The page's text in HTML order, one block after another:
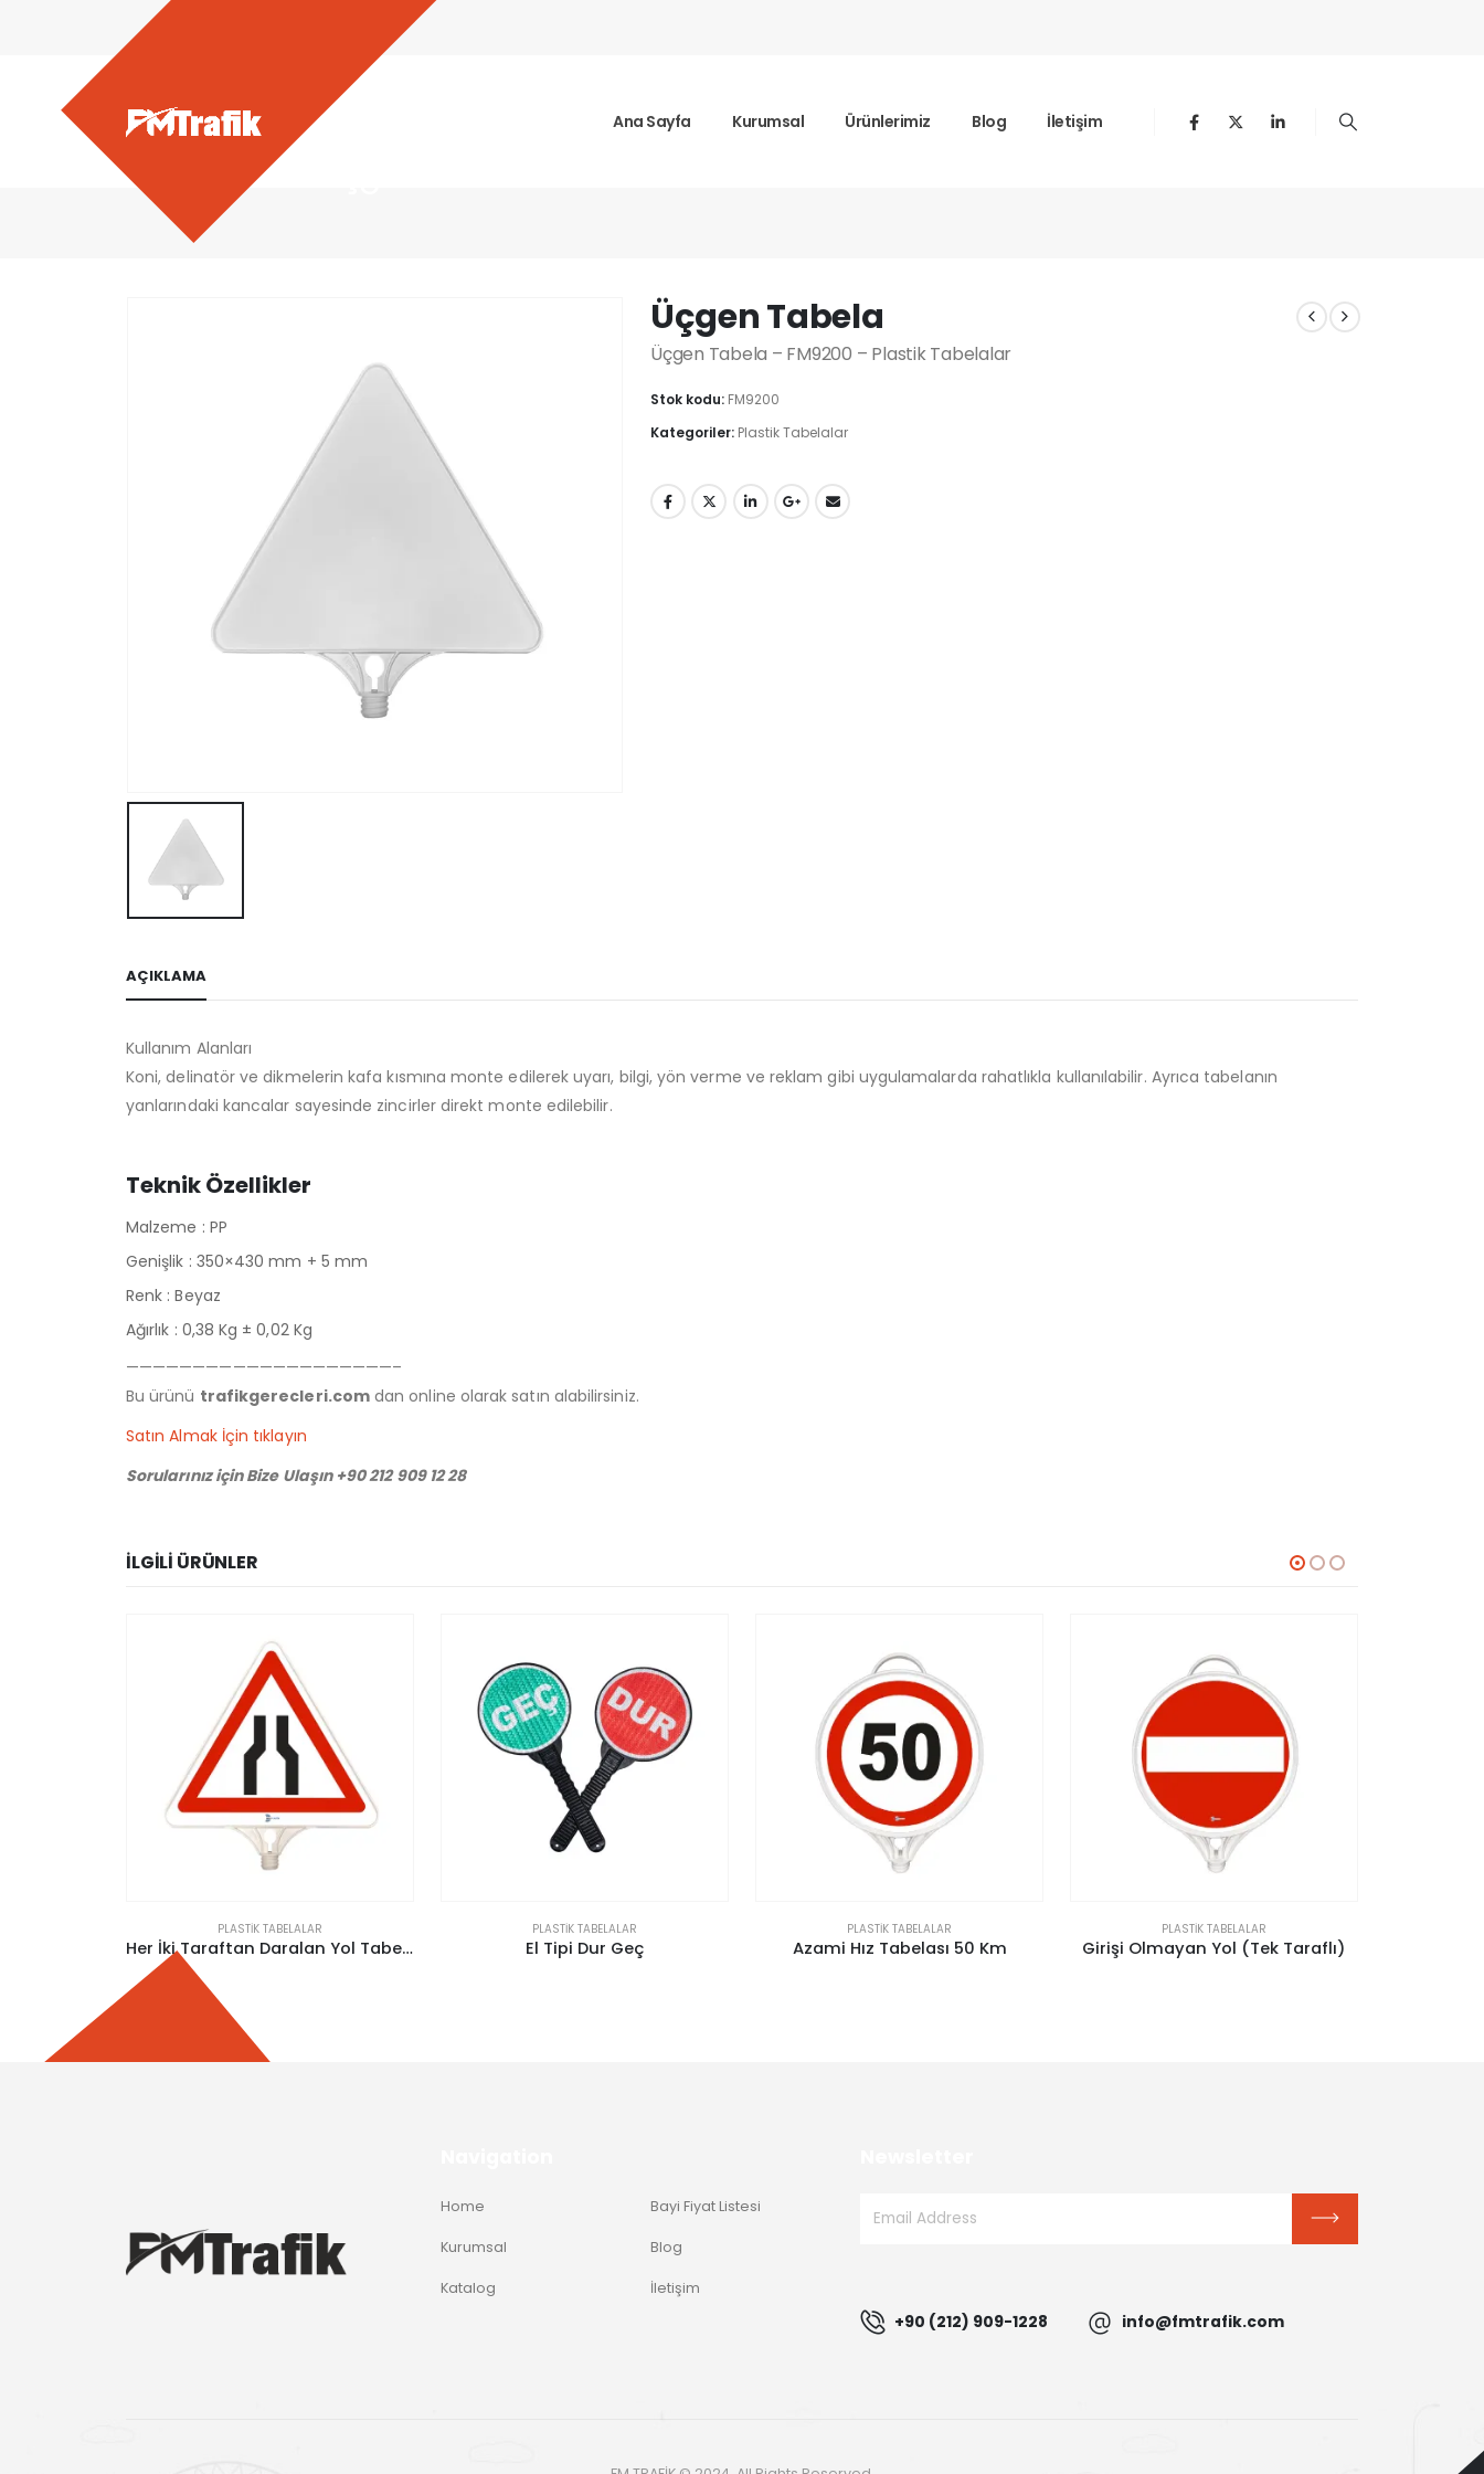
Ana Sayfa Kurumsal Ürünlerimiz Blog İletişim
Ürünlerimiz - Üçgen Tabela
Üçgen Tabela
Üçgen Tabela – FM9200 – Plastik Tabelalar
Stok kodu: FM9200
Kategoriler: Plastik Tabelalar
AÇIKLAMA
Kullanım Alanları
Koni, delinatör ve dikmelerin kafa kısmına monte edilerek uyarı, bilgi, yön verme ve reklam gibi uygulamalarda rahatlıkla kullanılabilir. Ayrıca tabelanın
yanlarındaki kancalar sayesinde zincirler direkt monte edilebilir.
Teknik Özellikler
Malzeme : PP
Genişlik : 350×430 mm + 5 mm
Renk : Beyaz
Ağırlık : 0,38 Kg ± 0,02 Kg
————————————————————–
Bu ürünü trafikgerecleri.comdan online olarak satın alabilirsiniz.
Satın Almak İçin tıklayın
Sorularınız için Bize Ulaşın +90 212 909 12 28
İLGILI ÜRÜNLER
Her İki Taraftan Daralan Yol Tabelası (Tek Taraflı)
PLASTIK TABELALAR
El Tipi Dur Geç
PLASTIK TABELALAR
Azami Hız Tabelası 50 Km
PLASTIK TABELALAR
Girişi Olmayan Yol (Tek Taraflı)
PLASTIK TABELALAR
Dikkat İki Yönlü Trafik Tabelası
Home
Kurumsal
Katalog
Bayi Fiyat Listesi
Blog
İletişim
+90 (212) 909-1228 info@fmtrafik.com